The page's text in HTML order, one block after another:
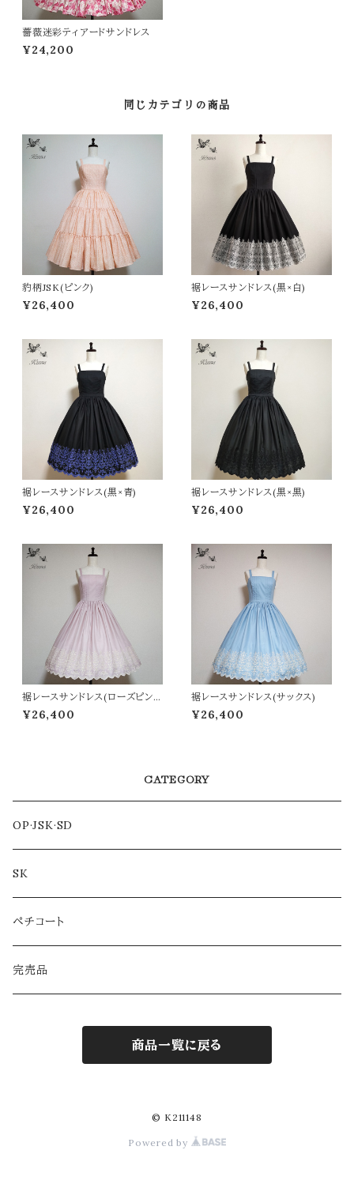
薔薇迷彩ティアードサンドレス
¥24,200
同じカテゴリの商品
豹柄JSK(ピンク)
¥26,400
裾レースサンドレス(黒×白)
¥26,400
裾レースサンドレス(黒×青)
¥26,400
裾レースサンドレス(黒×黒)
¥26,400
裾レースサンドレス(ローズピン
ク)
¥26,400
裾レースサンドレス(サックス)
¥26,400
CATEGORY
OP·JSK·SD
SK
ペチコート
完売品
商品一覧に戻る
© K211148
Powered by